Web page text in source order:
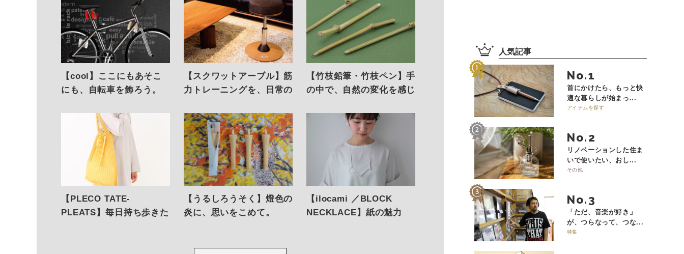
【cool】ここにもあそこ
にも、自転車を飾ろう。
【スクワットアーブル】筋
力トレーニングを、日常の
【竹枝鉛筆・竹枝ペン】手
の中で、自然の変化を感じ
【PLECO TATE-
PLEATS】毎日持ち歩きた
【うるしろうそく】燈色の
炎に、思いをこめて。
【ilocami ／BLOCK
NECKLACE】紙の魅力
人気記事
No.
首にかけたら、もっと快
適な暮らしが始まっ...
アイテムを探す
No.
リノベーションした住ま
いで使いたい、おし...
その他
No.
「ただ、音楽が好き」
が、つらなって、つな...
特集